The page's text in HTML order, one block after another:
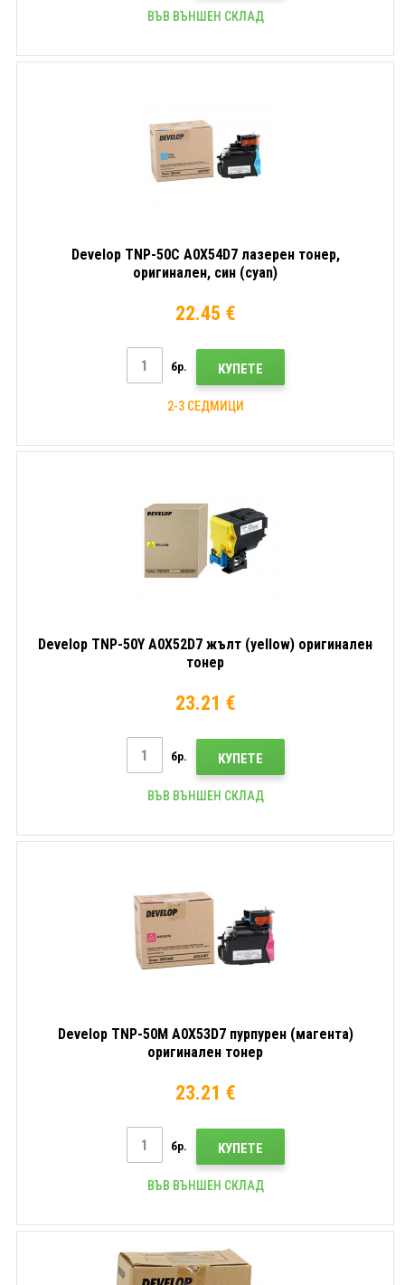
ВЪВ ВЪНШЕН СКЛАД
Develop TNP-50C A0X54D7 лазерен тонер,
оригинален, син (cyan)
22.45 €
бр. КУПЕТЕ
2-3 СЕДМИЦИ
Develop TNP-50Y A0X52D7 жълт (yellow) оригинален
тонер
23.21 €
бр. КУПЕТЕ
ВЪВ ВЪНШЕН СКЛАД
Develop TNP-50M A0X53D7 пурпурен (магента)
оригинален тонер
23.21 €
бр. КУПЕТЕ
ВЪВ ВЪНШЕН СКЛАД